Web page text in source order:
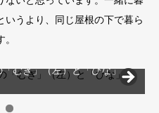
いうより、同じ屋根の下で暮ら
むぎ」（左）と「ひな」